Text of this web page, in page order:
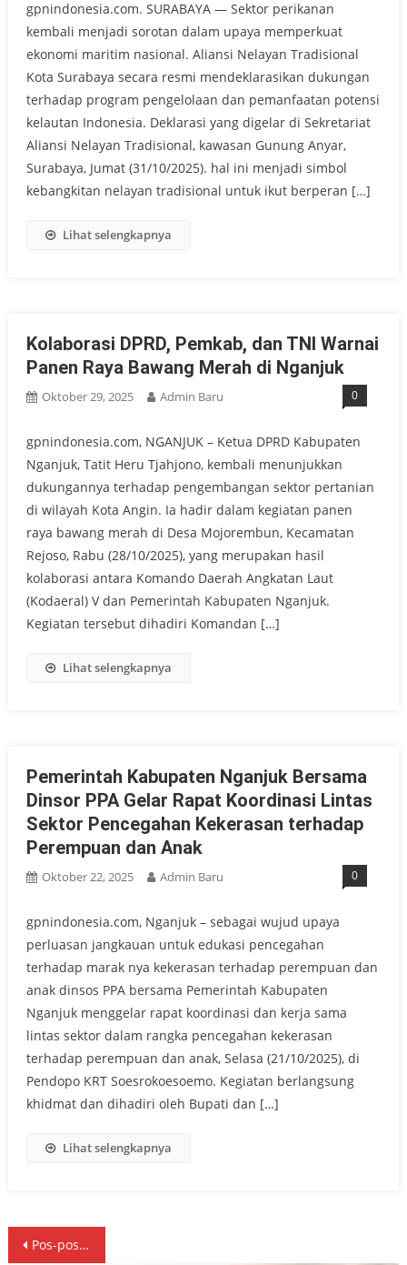
gpnindonesia.com. SURABAYA — Sektor perikanan
kembali menjadi sorotan dalam upaya memperkuat
ekonomi maritim nasional. Aliansi Nelayan Tradisional
Kota Surabaya secara resmi mendeklarasikan dukungan
terhadap program pengelolaan dan pemanfaatan potensi
kelautan Indonesia. Deklarasi yang digelar di Sekretariat
Aliansi Nelayan Tradisional, kawasan Gunung Anyar,
Surabaya, Jumat (31/10/2025). hal ini menjadi simbol
kebangkitan nelayan tradisional untuk ikut berperan […]
Lihat selengkapnya
Kolaborasi DPRD, Pemkab, dan TNI Warnai
Panen Raya Bawang Merah di Nganjuk
Oktober 29, 2025 Admin Baru 0
gpnindonesia.com, NGANJUK – Ketua DPRD Kabupaten
Nganjuk, Tatit Heru Tjahjono, kembali menunjukkan
dukungannya terhadap pengembangan sektor pertanian
di wilayah Kota Angin. Ia hadir dalam kegiatan panen
raya bawang merah di Desa Mojorembun, Kecamatan
Rejoso, Rabu (28/10/2025), yang merupakan hasil
kolaborasi antara Komando Daerah Angkatan Laut
(Kodaeral) V dan Pemerintah Kabupaten Nganjuk.
Kegiatan tersebut dihadiri Komandan […]
Lihat selengkapnya
Pemerintah Kabupaten Nganjuk Bersama
Dinsor PPA Gelar Rapat Koordinasi Lintas
Sektor Pencegahan Kekerasan terhadap
Perempuan dan Anak
Oktober 22, 2025 Admin Baru 0
gpnindonesia.com, Nganjuk – sebagai wujud upaya
perluasan jangkauan untuk edukasi pencegahan
terhadap marak nya kekerasan terhadap perempuan dan
anak dinsos PPA bersama Pemerintah Kabupaten
Nganjuk menggelar rapat koordinasi dan kerja sama
lintas sektor dalam rangka pencegahan kekerasan
terhadap perempuan dan anak, Selasa (21/10/2025), di
Pendopo KRT Soesrokoesoemo. Kegiatan berlangsung
khidmat dan dihadiri oleh Bupati dan […]
Lihat selengkapnya
Navigasi
Pos-pos lama